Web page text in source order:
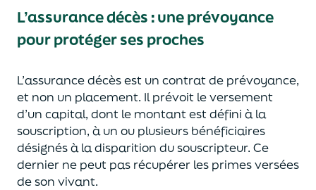
L’assurance décès :une prévoyance
pour protéger ses proches
L’assurance décès est un contrat de prévoyance,
et non un placement. Il prévoit le versement
d’un capital, dont le montant est défini à la
souscription, à un ou plusieurs bénéficiaires
désignés à la disparition du souscripteur. Ce
dernier ne peut pas récupérer les primes versées
de son vivant.